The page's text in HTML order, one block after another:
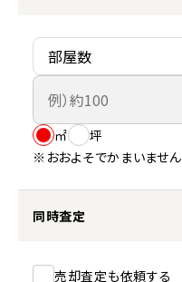
㎡
坪
※おおよそでかまいません
同時査定
売却査定も依頼する